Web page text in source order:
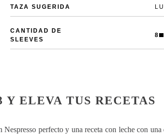
TAZA SUGERIDA
CANTIDAD DE
SLEEVES
8
ELEVA TUS RECETAS
perfecto y una receta con leche con una